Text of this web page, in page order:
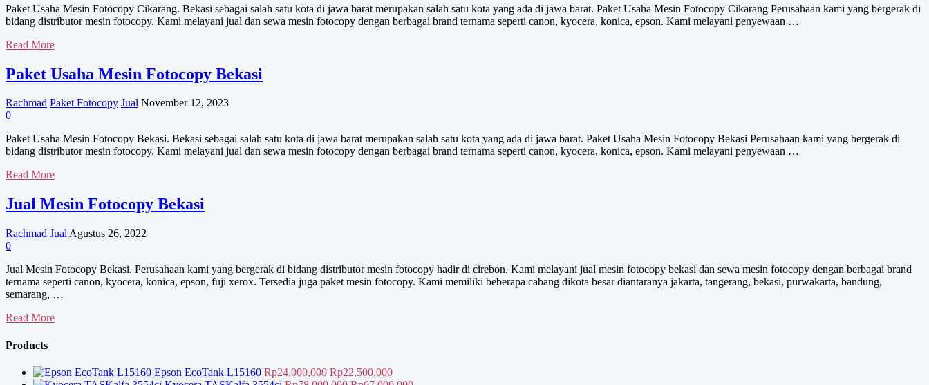
Paket Usaha Mesin Fotocopy Cikarang. Bekasi sebagai salah satu kota di jawa barat merupakan salah satu kota yang ada di jawa barat. Paket Usaha Mesin Fotocopy Cikarang Perusahaan kami yang bergerak di
bidang distributor mesin fotocopy. Kami melayani jual dan sewa mesin fotocopy dengan berbagai brand ternama seperti canon, kyocera, konica, epson. Kami melayani penyewaan …
Paket
Mesin
Fotocopy
Read More
Paket Usaha Mesin Fotocopy Bekasi
Rachmad Paket Fotocopy Jual November 12, 2023
0
Paket Usaha Mesin Fotocopy Bekasi. Bekasi sebagai salah satu kota di jawa barat merupakan salah satu kota yang ada di jawa barat. Paket Usaha Mesin Fotocopy Bekasi Perusahaan kami yang bergerak di
bidang distributor mesin fotocopy. Kami melayani jual dan sewa mesin fotocopy dengan berbagai brand ternama seperti canon, kyocera, konica, epson. Kami melayani penyewaan …
Paket
Mesin
Fotocopy
Read More
Jual Mesin Fotocopy Bekasi
Rachmad Jual Agustus 26, 2022
0
Jual Mesin Fotocopy Bekasi. Perusahaan kami yang bergerak di bidang distributor mesin fotocopy hadir di cirebon. Kami melayani jual mesin fotocopy bekasi dan sewa mesin fotocopy dengan berbagai brand
ternama seperti canon, kyocera, konica, epson, fuji xerox. Tersedia juga paket mesin fotocopy. Kami memiliki beberapa cabang dikota besar diantaranya jakarta, tangerang, bekasi, purwakarta, bandung,
semarang, …
Jual
Fotocopy
Read More
Products
Epson EcoTank L15160 Rp24,000,000 Harga
Rp22,500,000Harga